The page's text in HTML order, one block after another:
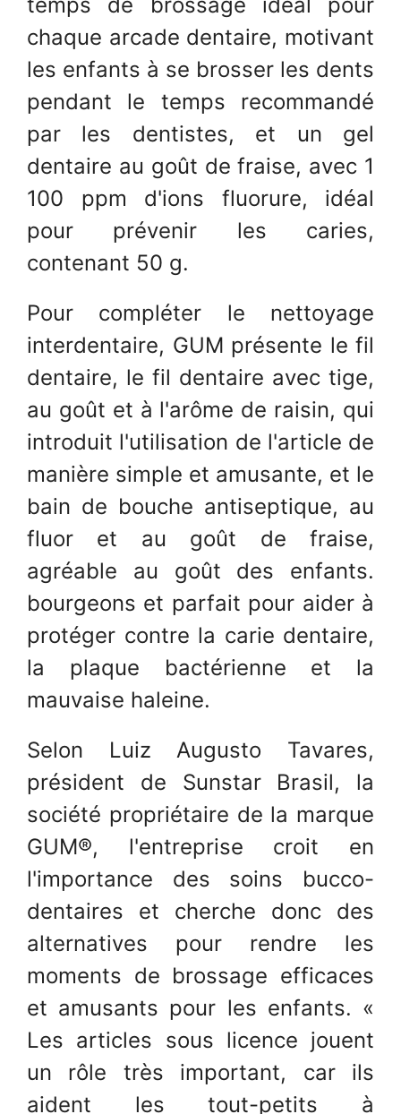
chaque arcade dentaire, motivant
les enfants à se brosser les dents
pendant le temps recommandé
par les dentistes, et un gel
dentaire au goût de fraise, avec 1
100 ppm d'ions fluorure, idéal
pour prévenir les caries,
contenant 50 g.
Pour compléter le nettoyage
interdentaire, GUM présente le fil
dentaire, le fil dentaire avec tige,
au goût et à l'arôme de raisin, qui
introduit l'utilisation de l'article de
manière simple et amusante, et le
bain de bouche antiseptique, au
fluor et au goût de fraise,
agréable au goût des enfants.
bourgeons et parfait pour aider à
protéger contre la carie dentaire,
la plaque bactérienne et la
mauvaise haleine.
Selon Luiz Augusto Tavares,
président de Sunstar Brasil, la
société propriétaire de la marque
GUM®, l'entreprise croit en
l'importance des soins bucco-
dentaires et cherche donc des
alternatives pour rendre les
moments de brossage efficaces
et amusants pour les enfants. «
Les articles sous licence jouent
un rôle très important, car ils
aident les tout-petits à